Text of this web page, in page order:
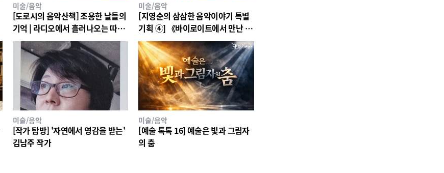
미술/음악
[도로시의 음악산책] 조용한 날들의
기억 | 라디오에서 흘러나오는 따뜻
한 올드팝 13곡
미술/음악
[지영순의 삼삼한 음악이야기 특별
기획 ④] 《바이로이트에서 만난 바
그너》
미술/음악
[작가 탐방] '자연에서 영감을 받는'
김남주 작가
미술/음악
[예술 톡톡 16] 예술은 빛과 그림자
의 춤